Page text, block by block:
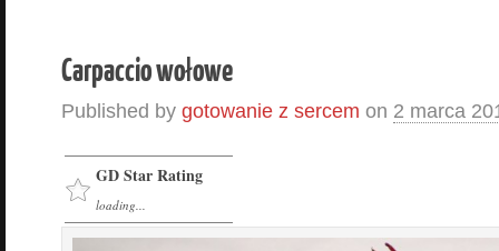
Carpaccio wołowe
Published by gotowanie z sercem on 2 marca
GD Star Rating
loading...